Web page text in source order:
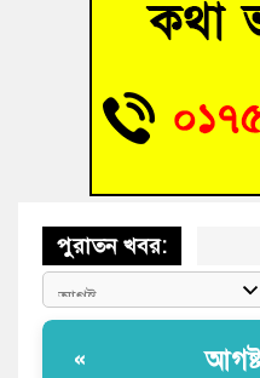
“স্পেশাল ট্রাইব্যুনালে জুলাই
ভাষা সৈনিক অজিত গুহ
আলোচনা সভা ও পুরস্কার বিতরণ
পুরাতন খবর:
«